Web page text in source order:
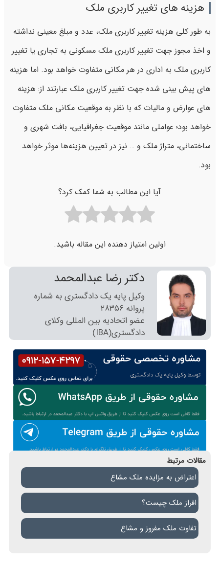
هزینه های تغییر کاربری ملک
به طور کلی هزینه تغییر کاربری ملک، عدد و مبلغ معینی نداشته
و اخذ مجوز جهت تغییر کاربری ملک مسکونی به تجاری یا تغییر
کاربری ملک به اداری در هر مکانی متفاوت خواهد بود. اما هزینه
های پیش بینی شده جهت تغییر کاربری ملک عبارتند از: هزینه‌
های عوارض و مالیات که با نظر به موقعیت مکانی ملک متفاوت
خواهد بود؛ عواملی مانند موقعیت جغرافیایی، بافت شهری و
ساختمانی، متراژ ملک و … نیز در تعیین هزینه‌ها موثر خواهد
بود.
آیا این مطالب به شما کمک کرد؟
اولین امتیاز دهنده این مقاله باشید.
دکتر رضا عبدالمحمد
وکیل پایه یک دادگستری به شماره
پروانه ٢٨٣٥٦
عضو اتحادیه بین المللی وکلای
دادگستری(IBA)
مقالات مرتبط
اعتراض به مزایده ملک مشاع
افراز ملک چیست؟
تفاوت ملک مفروز و مشاع